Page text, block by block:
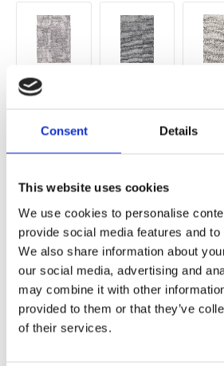
Consent Details
This website uses cookies
We use cookies to personalise
provide social media features and
We also share information about
our social media, advertising and
may combine it with other
provided to them or that they’ve
of their services.
Storlek
Antal
st KÖP
Lagerstatus I lager 2-10 dagars
118872
Tillverkare